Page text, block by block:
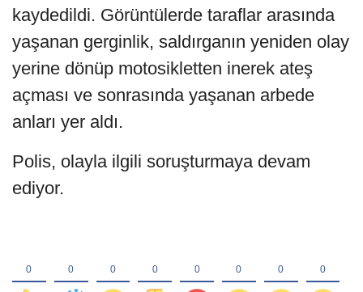
kaydedildi. Görüntülerde taraflar arasında
yaşanan gerginlik, saldırganın yeniden olay
yerine dönüp motosikletten inerek ateş
açması ve sonrasında yaşanan arbede
anları yer aldı.
Polis, olayla ilgili soruşturmaya devam
ediyor.